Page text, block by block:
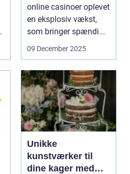
online casinoer oplevet
en eksplosiv vækst,
som bringer spændi...
09 December 2025
Unikke
kunstværker til
dine kager med